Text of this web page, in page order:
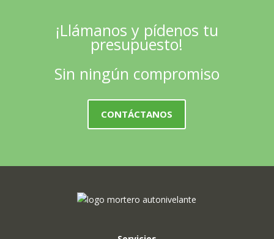
¡Llámanos y pídenos tu
presupuesto!
Sin ningún compromiso
CONTÁCTANOS